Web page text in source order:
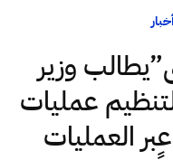
وزير
عمليات
العمليات